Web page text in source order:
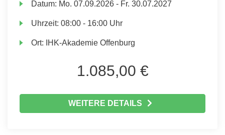
Datum: Mo. 07.09.2026 - Fr. 30.07.2027
Uhrzeit:08:00 - 16:00 Uhr
Ort: IHK-Akademie Offenburg
1.085,00 €
WEITERE DETAILS